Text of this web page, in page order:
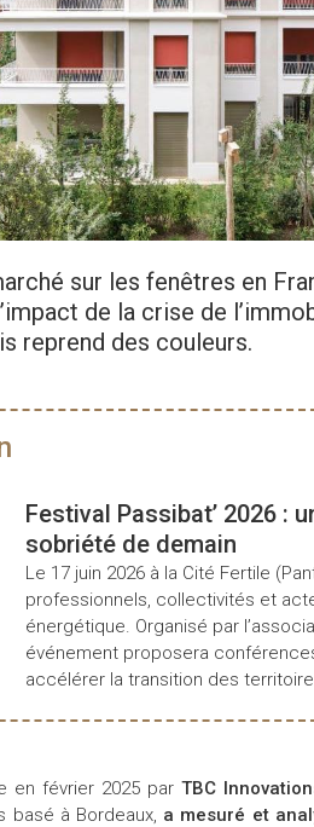
sur les fenêtres en
de la crise de
reprend des couleurs.
Festival Passibat’ 2026 :
sobriété de demain
Le 17 juin 2026 à la Cité Fertile
professionnels, collectivités et
énergétique. Organisé par
événement proposera
accélérer la transition des
en février 2025 parTBC
basé à Bordeaux, a mesuré et